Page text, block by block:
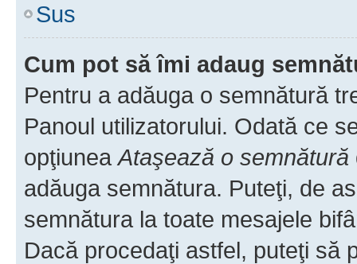
Sus
Cum pot să îmi adaug
Pentru a adăuga o semnătură
Panoul utilizatorului. Odată ce
opţiuneaAtaşează o semnătură
adăuga semnătura. Puteţi, de
semnătura la toate mesajele
Dacă procedaţi astfel, puteţi să